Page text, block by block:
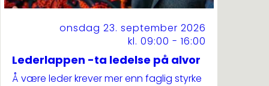
onsdag 23. september 2026
kl. 09:00 - 16:00
Lederlappen -ta ledelse på alvor
Å være leder krever mer enn faglig styrke